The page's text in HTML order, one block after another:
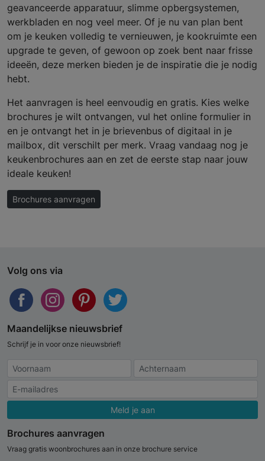
geavanceerde apparatuur, slimme opbergsystemen,
werkbladen en nog veel meer. Of je nu van plan bent
om je keuken volledig te vernieuwen, je kookruimte een
upgrade te geven, of gewoon op zoek bent naar frisse
ideeën, deze merken bieden je de inspiratie die je nodig
hebt.
Het aanvragen is heel eenvoudig en gratis. Kies welke
brochures je wilt ontvangen, vul het online formulier in
en je ontvangt het in je brievenbus of digitaal in je
mailbox, dit verschilt per merk. Vraag vandaag nog je
keukenbrochures aan en zet de eerste stap naar jouw
ideale keuken!
Brochures aanvragen
Volg ons via
Maandelijkse nieuwsbrief
Schrijf je in voor onze nieuwsbrief!
Meld je aan
Brochures aanvragen
Vraag gratis woonbrochures aan in onze brochure service